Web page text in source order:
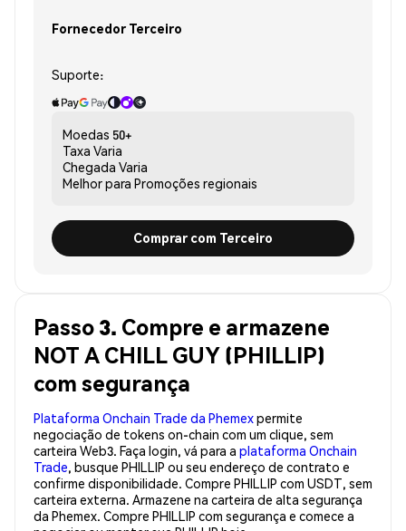
Fornecedor Terceiro
Suporte:
Moedas 50+
Taxa Varia
Chegada Varia
Melhor para Promoções regionais
Comprar com Terceiro
Passo 3. Compre e armazene
NOT A CHILL GUY (PHILLIP)
com segurança
Plataforma Onchain Trade da Phemexpermite
negociação de tokens on-chain com um clique, sem
carteira Web3. Faça login, vá para a plataforma Onchain
Trade, busque PHILLIP ou seu endereço de contrato e
confirme disponibilidade. Compre PHILLIP com USDT, sem
carteira externa. Armazene na carteira de alta segurança
da Phemex. Compre PHILLIP com segurança e comece a